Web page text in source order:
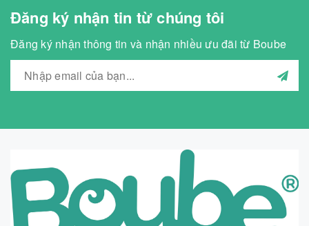
Đăng ký nhận tin từ chúng tôi
Đăng ký nhận thông tin và nhận nhiều ưu đãi từ Boube